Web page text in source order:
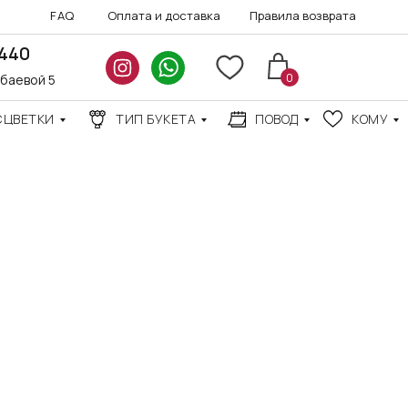
ПОВОД КОМУ
0
5
ТИП БУКЕТА
FAQ Оплата и доставка Правила возврата